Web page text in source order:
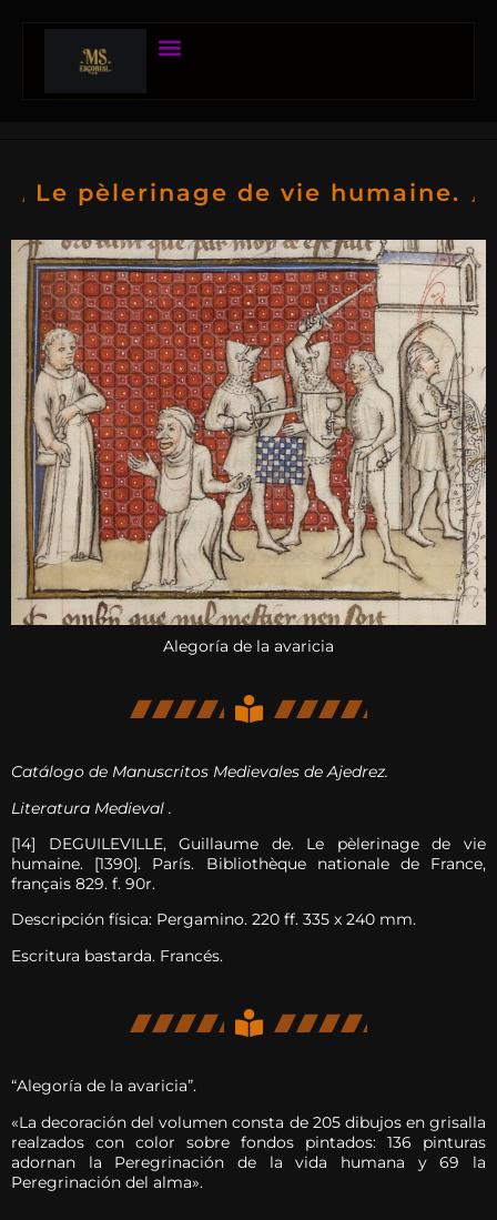
Le pèlerinage de vie humaine.
Alegoría de la avaricia
Catálogo de Manuscritos Medievales de Ajedrez.
Literatura Medieval .
[14] DEGUILEVILLE, Guillaume de. Le pèlerinage de vie
humaine. [1390]. París. Bibliothèque nationale de France,
français 829. f. 90r.
Descripción física: Pergamino. 220 ff. 335 x 240 mm.
Escritura bastarda. Francés.
“Alegoría de la avaricia”.
«La decoración del volumen consta de 205 dibujos en grisalla
realzados con color sobre fondos pintados: 136 pinturas
adornan la Peregrinación de la vida humana y 69 la
Peregrinación del alma».